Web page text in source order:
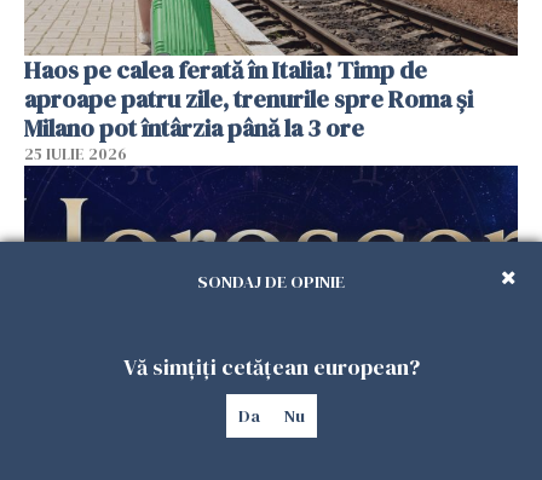
Haos pe calea ferată în Italia! Timp de
aproape patru zile, trenurile spre Roma și
Milano pot întârzia până la 3 ore
25 IULIE 2026
SONDAJ DE OPINIE
Vă simțiți cetățean european?
Da Nu